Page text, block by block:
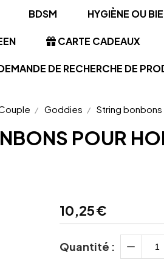
BDSM HYGIÈNE OU
CARTE CADEAUX
DE RECHERCHE DE
Goddies String
POUR
10,25€
Quantité :